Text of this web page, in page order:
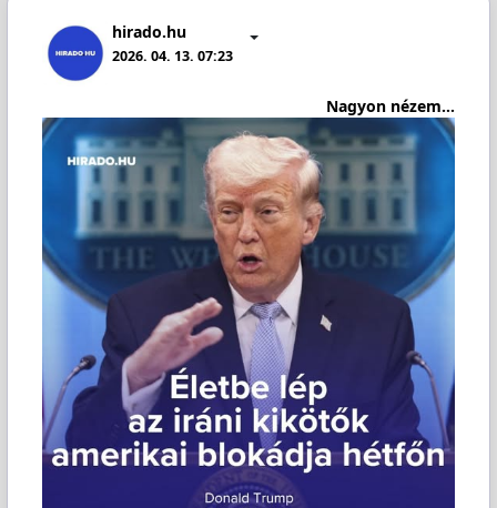
hirado.hu
2026. 04. 13. 07:23
Nagyon nézem...